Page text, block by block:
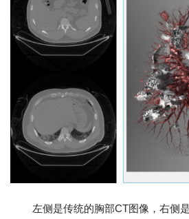
左侧是传统的胸部CT图像，右侧